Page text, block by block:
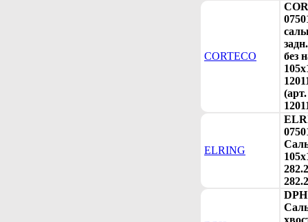
CORTECO
без
(арт.
ELRING
DPH